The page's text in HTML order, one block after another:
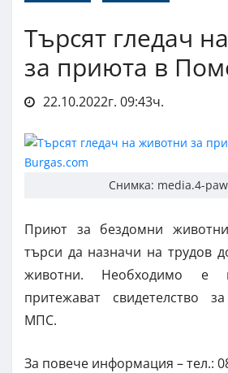
Търсят гледач
за приюта в
22.10.2022г. 09:43ч.
Снимка: media.4-
Приют за бездомни
търси да назначи на трудов
животни. Необходимо е
притежават свидетелство
МПС.
За повече информация – тел.: